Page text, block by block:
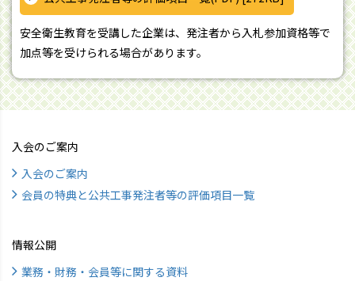
安全衛生教育を受講した企業は、発注者から入札参加資格等で
加点等を受けられる場合があります。
入会のご案内
入会のご案内
会員の特典と公共工事発注者等の評価項目一覧
情報公開
業務・財務・会員等に関する資料